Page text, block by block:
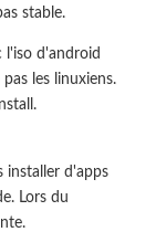
stable.
l'iso d'android
les linuxiens.
installer d'apps
Lors du